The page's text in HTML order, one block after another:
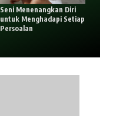
Seni Menenangkan Diri
untuk Menghadapi Setiap
Persoalan